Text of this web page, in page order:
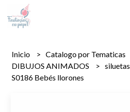
Inicio
Catalogo por Tematicas
DIBUJOS ANIMADOS
siluetas
S0186 Bebés llorones